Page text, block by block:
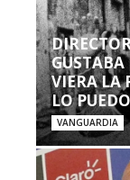
GUSTABA
VIERA LA
LO
VANGUARDIA